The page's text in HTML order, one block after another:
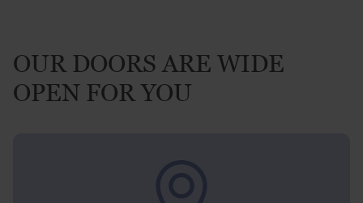
OUR DOORS ARE WIDE
OPEN FOR YOU